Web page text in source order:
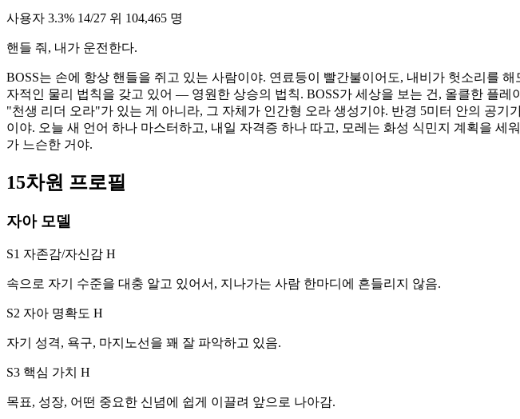
사용자 3.3% 14/27 위 104,465 명
핸들 줘, 내가 운전한다.
BOSS는 손에 항상 핸들을 쥐고 있는 사람이야. 연료등이 빨간불이어도, 내비가 헛소리를
자적인 물리 법칙을 갖고 있어 — 영원한 상승의 법칙. BOSS가 세상을 보는 건, 올클한 플
"천생 리더 오라"가 있는 게 아니라, 그 자체가 인간형 오라 생성기야. 반경 5미터 안의 공
이야. 오늘 새 언어 하나 마스터하고, 내일 자격증 하나 따고, 모레는 화성 식민지 계획을
가 느슨한 거야.
15차원 프로필
자아 모델
S1 자존감/자신감 H
속으로 자기 수준을 대충 알고 있어서, 지나가는 사람 한마디에 흔들리지 않음.
S2 자아 명확도 H
자기 성격, 욕구, 마지노선을 꽤 잘 파악하고 있음.
S3 핵심 가치 H
목표, 성장, 어떤 중요한 신념에 쉽게 이끌려 앞으로 나아감.